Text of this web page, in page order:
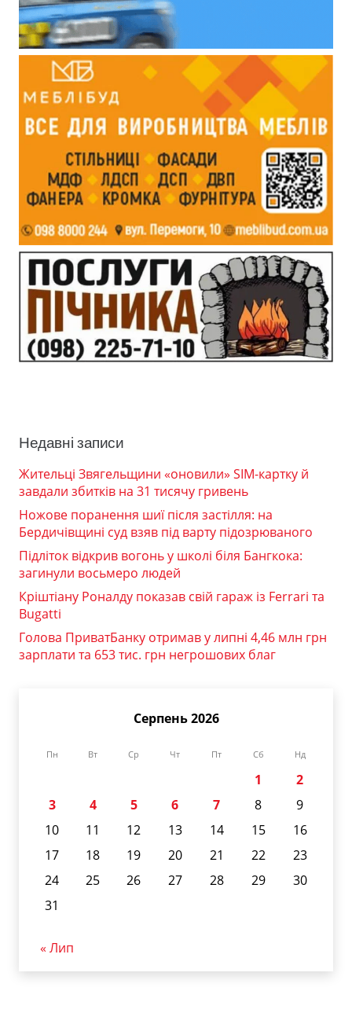
Недавні записи
Жительці Звягельщини «оновили» SIM-картку й
завдали збитків на 31 тисячу гривень
Ножове поранення шиї після застілля: на
Бердичівщині суд взяв під варту підозрюваного
Підліток відкрив вогонь у школі біля Бангкока:
загинули восьмеро людей
Кріштіану Роналду показав свій гараж із Ferrari та
Bugatti
Голова ПриватБанку отримав у липні 4,46 млн грн
зарплати та 653 тис. грн негрошових благ
Серпень 2026
Пн Вт Ср Чт Пт Сб Нд
1
2
3
4 5 6 7 8
9
10
11 12 13 14 15
16
17
18 19 20 21 22
23
24
25 26 27 28 29
30
31
« Лип